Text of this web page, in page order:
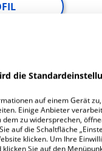
die
auf einem Gerät
Einige Anbieter
zu widersprechen,
auf die Schaltfläche
klicken. Um Ihre
Sie auf den